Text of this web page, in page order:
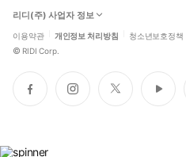
리디(주) 사업자 정보
이용약관 개인정보 처리방침 청소년보호정책
© RIDI Corp.
페
이
인
스
트
위
유
튜